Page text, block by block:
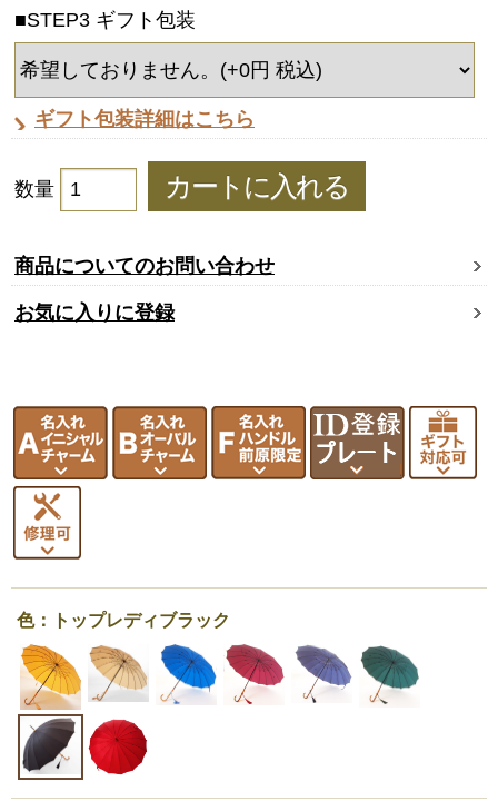
■STEP3 ギフト包装
ギフト包装詳細はこちら
数量
商品についてのお問い合わせ
お気に入りに登録
色：トップレディブラック